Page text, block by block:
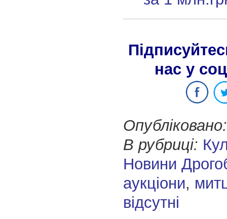
нас у
Опубліковано:
В рубриці:
Новини
аукціони,
відсутні